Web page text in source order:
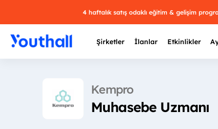
4 haftalık satış odaklı eğitim & gelişim
Şirketler İlanlar Etkinlikler
Kempro
Muhasebe Uzmanı